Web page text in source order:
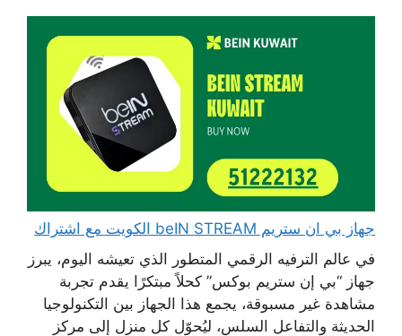
جهاز بي ان ستريم beIN STREAM الكويت مع اشتراك
في عالم الترفيه الرقمي المتطور الذي تعيشه اليوم، يبرز
جهاز “بي إن ستريم بوكس” كحلاً مبتكرًا يقدم تجربة
مشاهدة غير مسبوقة، يجمع هذا الجهاز بين التكنولوجيا
الحديثة والتفاعل السلس، ليُحوّل كل منزل إلى مركز